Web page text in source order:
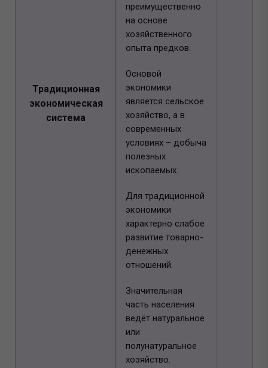
Традиционная
экономическая
система
преимущественно
на основе
хозяйственного
опыта предков.
Основой
экономики
является сельское
хозяйство, а в
современных
условиях – добыча
полезных
ископаемых.
Для традиционной
экономики
характерно слабое
развитие товарно-
денежных
отношений.
Значительная
часть населения
ведёт натуральное
или
полунатуральное
хозяйство.